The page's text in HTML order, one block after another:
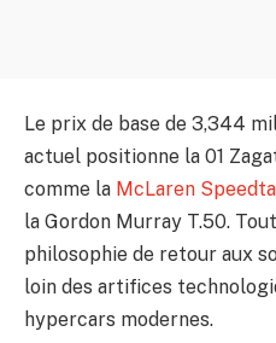
Le prix de base de 3,344
actuel positionne la 01
comme la McLaren
la Gordon Murray T.50.
philosophie de retour aux
loin des artifices
hypercars modernes.